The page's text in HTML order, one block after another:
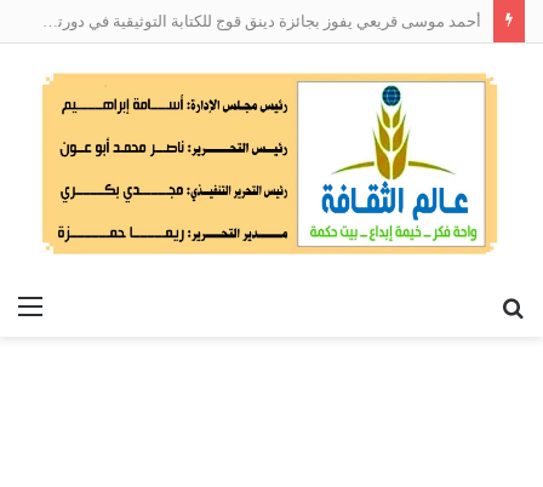
أحمد موسى قريعي يفوز بجائزة دينق قوج للكتابة التوثيقية في دورتها الأولى